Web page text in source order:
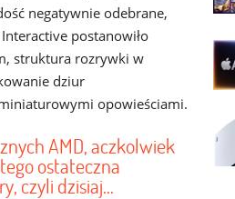
negatywnie odebrane,
postanowiło
struktura rozrywki w
dziur
opowieściami.
AMD, aczkolwiek
ostateczna
czyli dzisiaj...